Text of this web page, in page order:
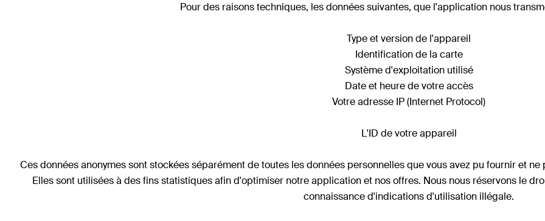
Pour des raisons techniques, les données suivantes, que l'application nous
Type et version de l'appareil
Identification de la carte
Système d'exploitation utilisé
Date et heure de votre accès
Votre adresse IP (Internet Protocol)
L'ID de votre appareil
Ces données anonymes sont stockées séparément de toutes les données personnelles que vous avez pu fournir et
Elles sont utilisées à des fins statistiques afin d'optimiser notre application et nos offres. Nous nous réservons le
connaissance d'indications d'utilisation illégale.